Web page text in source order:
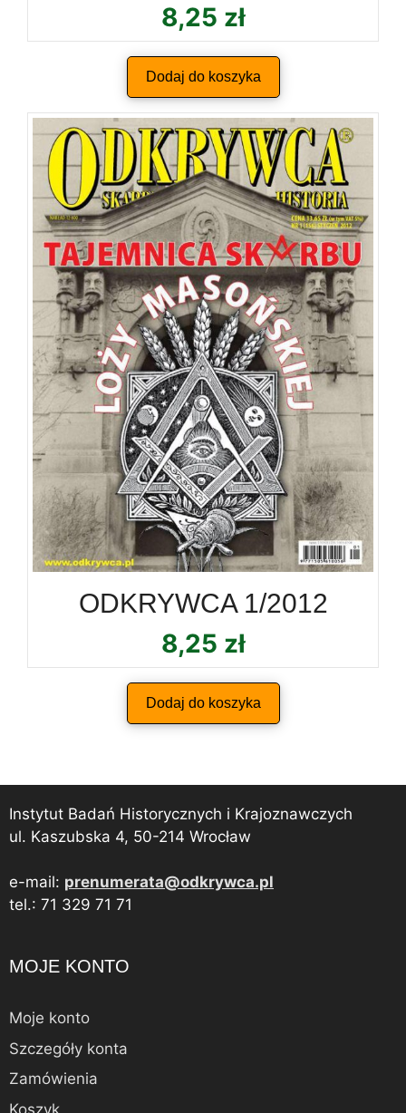
8,25 zł
Dodaj do koszyka
ODKRYWCA 1/2012
8,25 zł
Dodaj do koszyka
Instytut Badań Historycznych i Krajoznawczych
ul. Kaszubska 4, 50-214 Wrocław
e-mail: prenumerata@odkrywca.pl
tel.: 71 329 71 71
MOJE KONTO
Moje konto
Szczegóły konta
Zamówienia
Koszyk